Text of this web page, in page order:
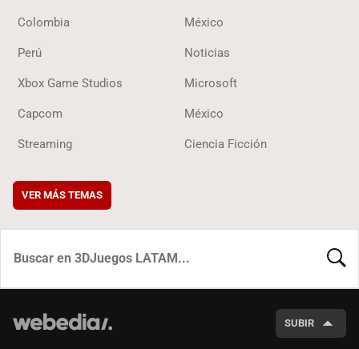
Colombia México
Perú Noticias
Xbox Game Studios Microsoft
Capcom México
Streaming Ciencia Ficción
VER MÁS TEMAS
SUBIR